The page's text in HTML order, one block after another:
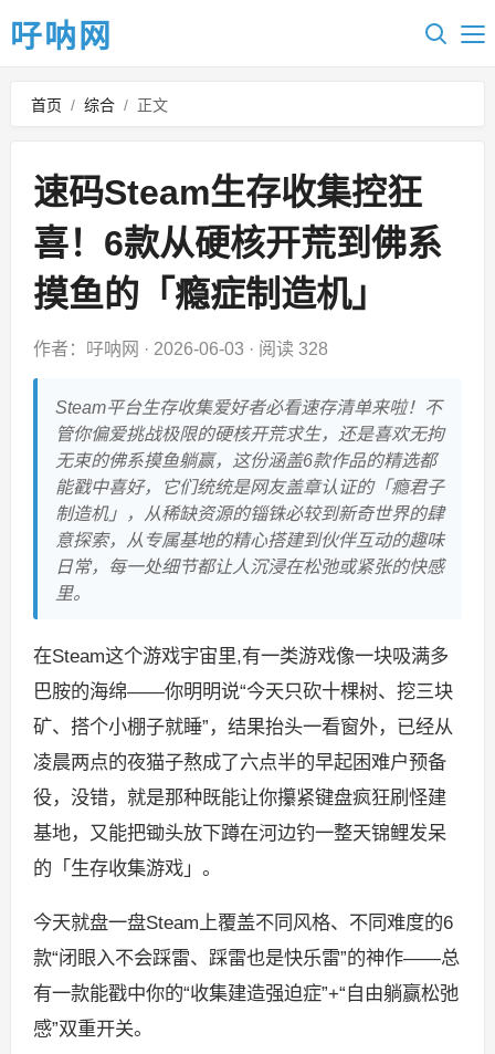
吇呐网
首页 / 综合 / 正文
速码Steam生存收集控狂
喜！6款从硬核开荒到佛系
摸鱼的「瘾症制造机」
作者：吇呐网 · 2026-06-03 · 阅读 328
Steam平台生存收集爱好者必看速存清单来啦！不
管你偏爱挑战极限的硬核开荒求生，还是喜欢无拘
无束的佛系摸鱼躺赢，这份涵盖6款作品的精选都
能戳中喜好，它们统统是网友盖章认证的「瘾君子
制造机」，从稀缺资源的锱铢必较到新奇世界的肆
意探索，从专属基地的精心搭建到伙伴互动的趣味
日常，每一处细节都让人沉浸在松弛或紧张的快感
里。
在Steam这个游戏宇宙里,有一类游戏像一块吸满多
巴胺的海绵——你明明说“今天只砍十棵树、挖三块
矿、搭个小棚子就睡”，结果抬头一看窗外，已经从
凌晨两点的夜猫子熬成了六点半的早起困难户预备
役，没错，就是那种既能让你攥紧键盘疯狂刷怪建
基地，又能把锄头放下蹲在河边钓一整天锦鲤发呆
的「生存收集游戏」。
今天就盘一盘Steam上覆盖不同风格、不同难度的6
款“闭眼入不会踩雷、踩雷也是快乐雷”的神作——总
有一款能戳中你的“收集建造强迫症”+“自由躺赢松弛
感”双重开关。